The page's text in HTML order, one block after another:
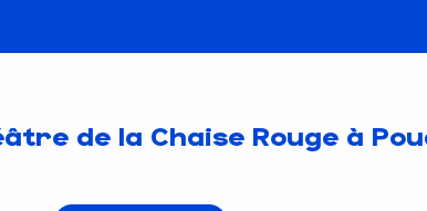
de la Chaise Rouge à